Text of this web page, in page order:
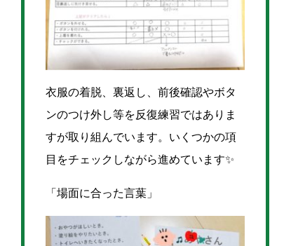
衣服の着脱、裏返し、前後確認やボタ
ンのつけ外し等を反復練習ではありま
すが取り組んでいます。いくつかの項
目をチェックしながら進めています✨
「場面に合った言葉」